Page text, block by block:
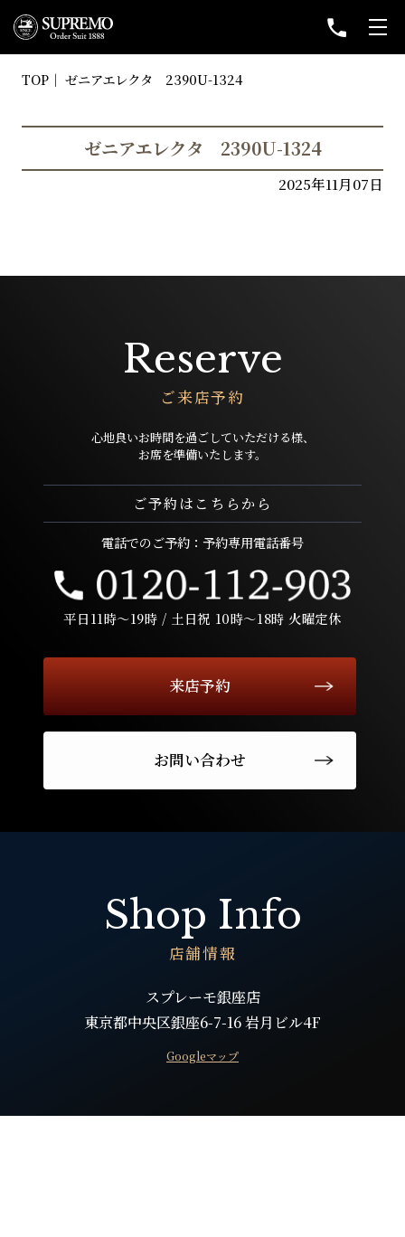
TOP ゼニアエレクタ 2390U-1324
ゼニアエレクタ 2390U-1324
2025年11月07日
Reserve
ご来店予約
心地良いお時間を過ごしていただける様、
お席を準備いたします。
ご予約はこちらから
電話でのご予約：予約専用電話番号
平日11時〜19時 / 土日祝 10時〜18時 火曜定休
来店予約
お問い合わせ
Shop Info
店舗情報
スプレーモ銀座店
東京都中央区銀座6-7-16 岩月ビル4F
Googleマップ